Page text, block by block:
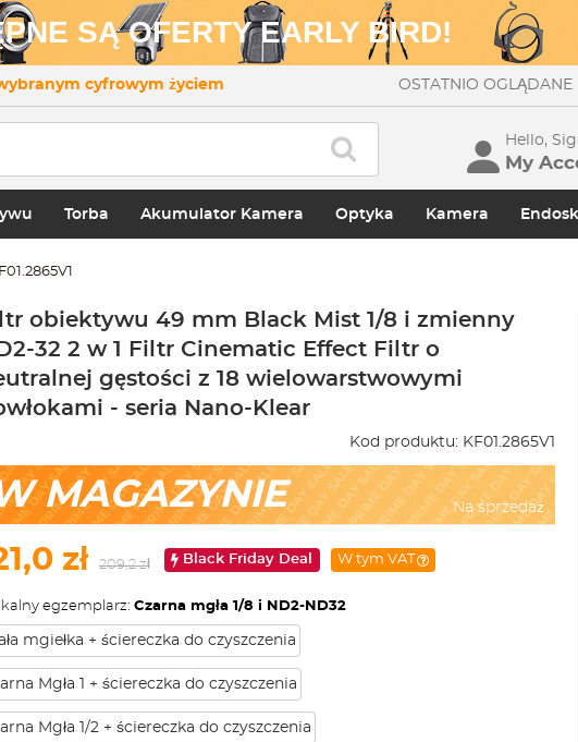
SĄ OFERTY EARLY BIRD!
cyfrowym życiem OSTATNIO OGLĄDANE
Hello,
My
Torba Akumulator Kamera Optyka Kamera
obiektywu 49 mm Black Mist 1/8 i zmienny
32 2 w 1 Filtr Cinematic Effect Filtr o
gęstości z 18 wielowarstwowymi
- seria Nano-Klear
Kod produktu: KF01.2865V1
MAGAZYNIE Na sprzedaż
zł 209,2 zł Black Friday Deal W tym VAT
egzemplarz: Czarna mgła 1/8 i ND2-ND32
mgiełka + ściereczka do czyszczenia
Mgła 1 + ściereczka do czyszczenia
Mgła 1/2 + ściereczka do czyszczenia